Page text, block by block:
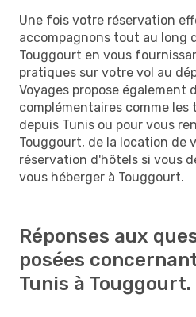
Une fois votre réservation
accompagnons tout au long
Touggourt en vous
pratiques sur votre vol au
Voyages propose également
complémentaires comme
depuis Tunis ou pour vous
Touggourt, de la location de
réservation d'hôtels si vous
vous héberger à Touggourt.
Réponses aux
posées
Tunis à Touggourt.